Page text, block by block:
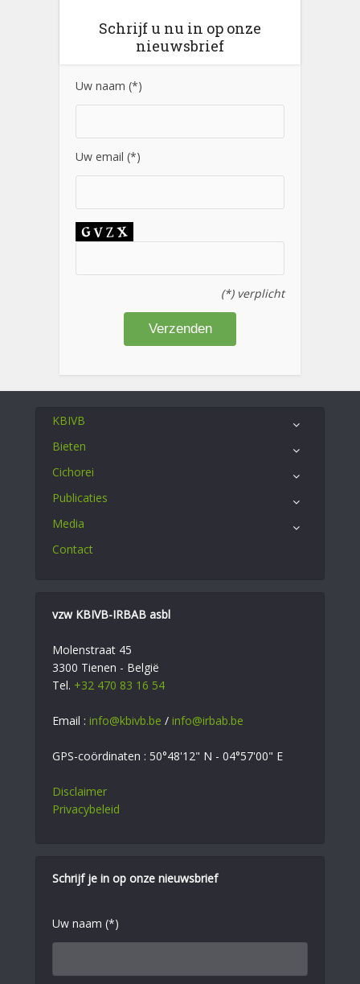
Schrijf u nu in op onze
nieuwsbrief
Uw naam (*)
Uw email (*)
(*) verplicht
KBIVB
Bieten
Cichorei
Publicaties
Media
Contact
vzw KBIVB-IRBAB asbl
Molenstraat 45
3300 Tienen - België
Tel. +32 470 83 16 54
Email : info@kbivb.be / info@irbab.be
GPS-coördinaten : 50°48'12" N - 04°57'00" E
Disclaimer
Privacybeleid
Schrijf je in op onze nieuwsbrief
Uw naam (*)